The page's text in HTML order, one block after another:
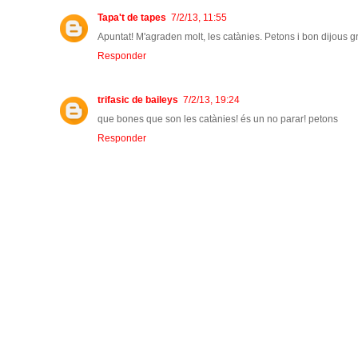
Tapa't de tapes 7/2/13, 11:55
Apuntat! M'agraden molt, les catànies. Petons i bon dijous
Responder
trifasic de baileys 7/2/13, 19:24
que bones que son les catànies! és un no parar! petons
Responder